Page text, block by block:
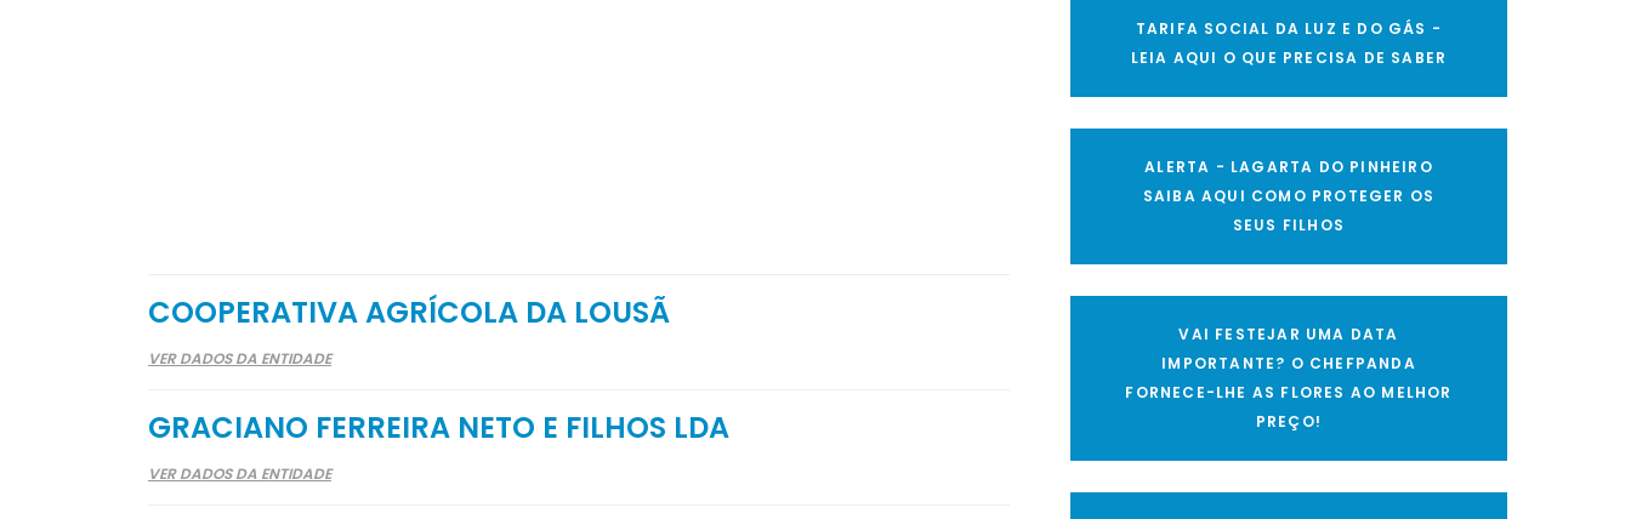
COOPERATIVA AGRÍCOLA DA LOUSÃ
VER DADOS DA ENTIDADE
GRACIANO FERREIRA NETO E FILHOS LDA
VER DADOS DA ENTIDADE
TARIFA SOCIAL DA LUZ E DO GÁS -
LEIA AQUI O QUE PRECISA DE SABER
ALERTA - LAGARTA DO PINHEIRO
SAIBA AQUI COMO PROTEGER OS
SEUS FILHOS
VAI FESTEJAR UMA DATA
IMPORTANTE? O CHEFPANDA
FORNECE-LHE AS FLORES AO MELHOR
PREÇO!